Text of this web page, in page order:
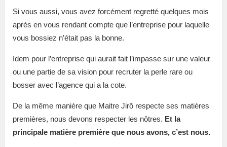
Si vous aussi, vous avez forcément regretté quelques mois
après en vous rendant compte que l’entreprise pour laquelle
vous bossiez n’était pas la bonne.
Idem pour l’entreprise qui aurait fait l’impasse sur une valeur
ou une partie de sa vision pour recruter la perle rare ou
bosser avec l’agence qui a la cote.
De la même manière que Maitre Jirō respecte ses matières
premières, nous devons respecter les nôtres. Et la
principale matière première que nous avons, c’est nous.